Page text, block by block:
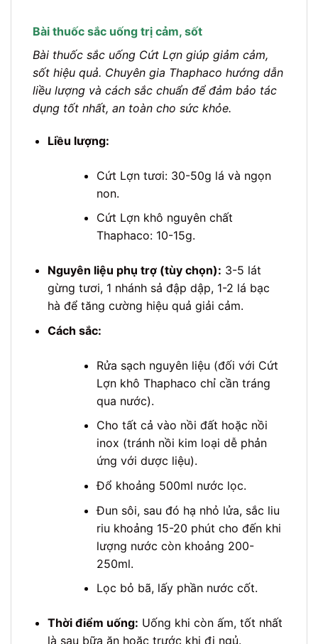
Bài thuốc sắc uống trị cảm, sốt
Bài thuốc sắc uống Cứt Lợn giúp giảm cảm,
sốt hiệu quả. Chuyên gia Thaphaco hướng dẫn
liều lượng và cách sắc chuẩn để đảm bảo tác
dụng tốt nhất, an toàn cho sức khỏe.
Liều lượng:
Cứt Lợn tươi: 30-50g lá và ngọn
non.
Cứt Lợn khô nguyên chất
Thaphaco: 10-15g.
Nguyên liệu phụ trợ (tùy chọn): 3-5 lát
gừng tươi, 1 nhánh sả đập dập, 1-2 lá bạc
hà để tăng cường hiệu quả giải cảm.
Cách sắc:
Rửa sạch nguyên liệu (đối với Cứt
Lợn khô Thaphaco chỉ cần tráng
qua nước).
Cho tất cả vào nồi đất hoặc nồi
inox (tránh nồi kim loại dễ phản
ứng với dược liệu).
Đổ khoảng 500ml nước lọc.
Đun sôi, sau đó hạ nhỏ lửa, sắc liu
riu khoảng 15-20 phút cho đến khi
lượng nước còn khoảng 200-
250ml.
Lọc bỏ bã, lấy phần nước cốt.
Thời điểm uống: Uống khi còn ấm, tốt nhất
là sau bữa ăn hoặc trước khi đi ngủ.